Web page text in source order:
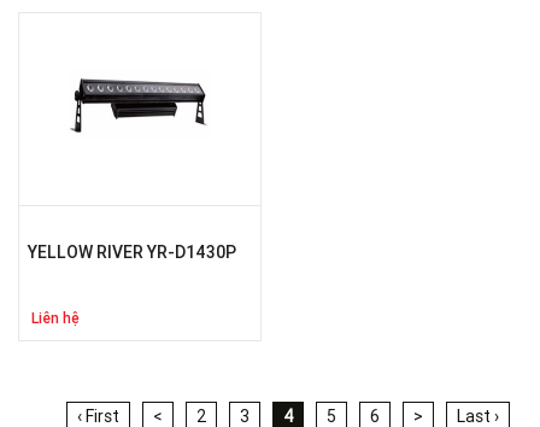
YELLOW RIVER YR-D1430P
Liên hệ
‹ First < 2 3 4 5 6 > Last ›